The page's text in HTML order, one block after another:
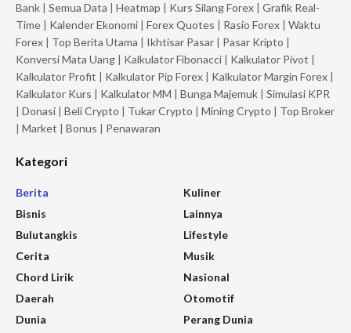
Bank | Semua Data | Heatmap | Kurs Silang Forex | Grafik Real-
Time | Kalender Ekonomi | Forex Quotes | Rasio Forex | Waktu
Forex | Top Berita Utama | Ikhtisar Pasar | Pasar Kripto |
Konversi Mata Uang | Kalkulator Fibonacci | Kalkulator Pivot |
Kalkulator Profit | Kalkulator Pip Forex | Kalkulator Margin Forex |
Kalkulator Kurs | Kalkulator MM | Bunga Majemuk | Simulasi KPR
| Donasi | Beli Crypto | Tukar Crypto | Mining Crypto | Top Broker
| Market | Bonus | Penawaran
Kategori
Berita
Bisnis
Bulutangkis
Cerita
Chord Lirik
Daerah
Dunia
Kuliner
Lainnya
Lifestyle
Musik
Nasional
Otomotif
Perang Dunia